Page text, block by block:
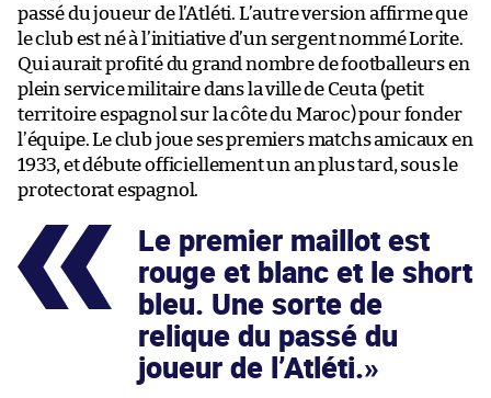
passé du joueur de l’Atléti. L’autre version affirme que
le club est né à l’initiative d’un sergent nommé Lorite.
Qui aurait profité du grand nombre de footballeurs en
plein service militaire dans la ville de Ceuta (petit
territoire espagnol sur la côte du Maroc) pour fonder
l’équipe. Le club joue ses premiers matchs amicaux en
1933, et débute officiellement un an plus tard, sous le
protectorat espagnol.
Le premier maillot est
rouge et blanc et le short
bleu. Une sorte de
relique du passé du
joueur de l’Atléti.